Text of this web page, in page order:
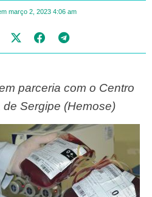
março 2, 2023 4:06 am
Sergipe (Hemose)